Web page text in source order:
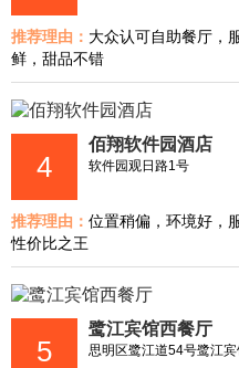
推荐理由： 大众认可自助餐厅，
鲜，甜品不错
4
佰翔软件园酒店
软件园观日路1号
推荐理由： 位置稍偏，环境好，
性价比之王
5
鹭江宾馆西餐厅
思明区鹭江道54号鹭江宾